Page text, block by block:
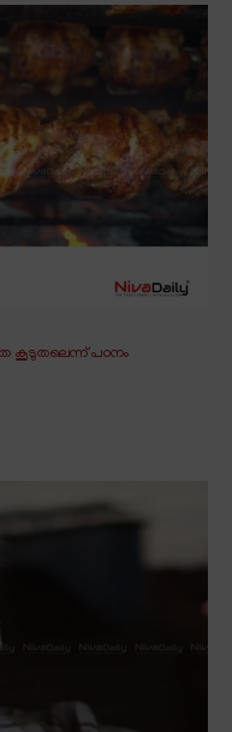
കൂടുതലെന്ന് പഠനം